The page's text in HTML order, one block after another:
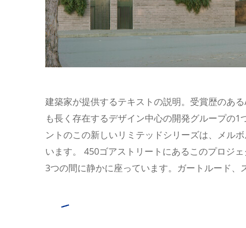
建築家が提供するテキストの説明。受賞歴のあ
も長く存在するデザイン中心の開発グループの
ントのこの新しいリミテッドシリーズは、メル
います。 450ゴアストリートにあるこのプロジ
3つの間に静かに座っています。ガートルード、